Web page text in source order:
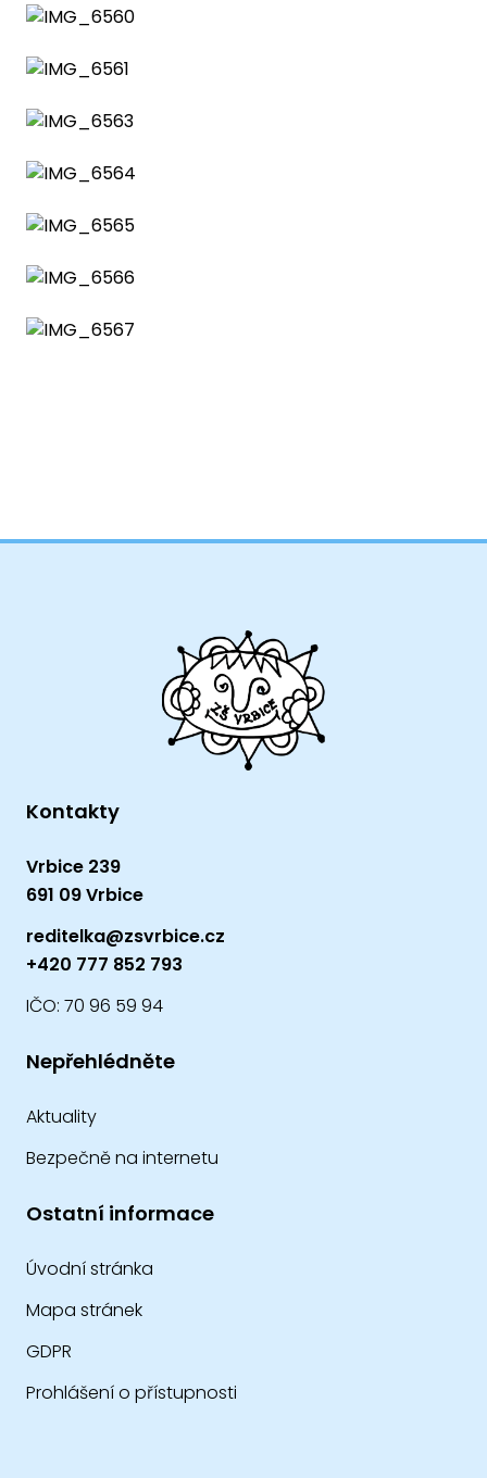
Kontakty
Vrbice 239
691 09 Vrbice
reditelka@zsvrbice.cz
+420 777 852 793
IČO: 70 96 59 94
Nepřehlédněte
Aktuality
Bezpečně na internetu
Ostatní informace
Úvodní stránka
Mapa stránek
GDPR
Prohlášení o přístupnosti